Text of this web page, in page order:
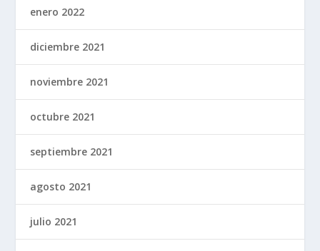
enero 2022
diciembre 2021
noviembre 2021
octubre 2021
septiembre 2021
agosto 2021
julio 2021